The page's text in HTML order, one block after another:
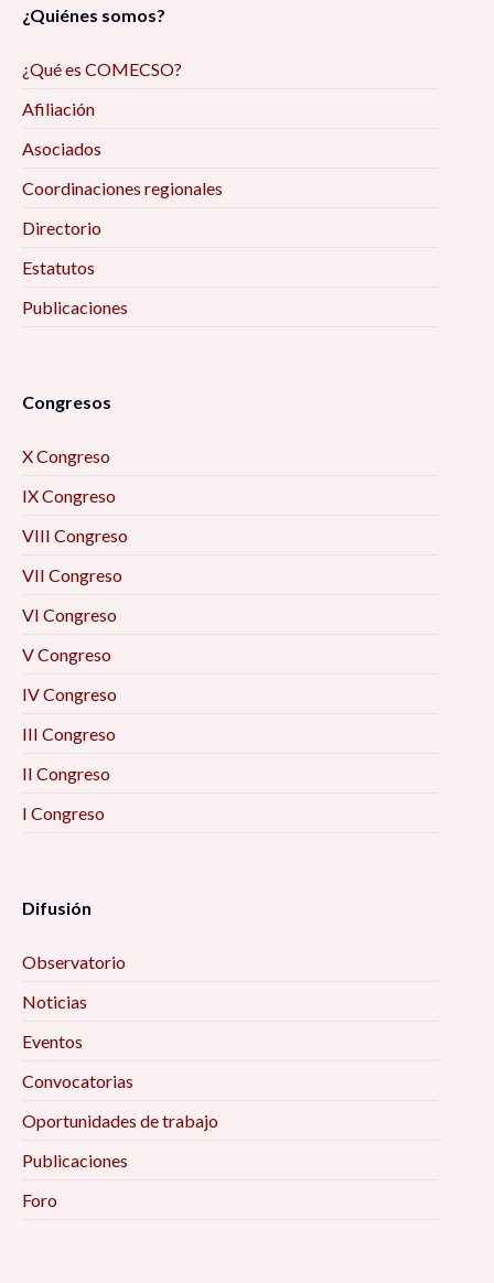
¿Quiénes somos?
¿Qué es COMECSO?
Afiliación
Asociados
Coordinaciones regionales
Directorio
Estatutos
Publicaciones
Congresos
X Congreso
IX Congreso
VIII Congreso
VII Congreso
VI Congreso
V Congreso
IV Congreso
III Congreso
II Congreso
I Congreso
Difusión
Observatorio
Noticias
Eventos
Convocatorias
Oportunidades de trabajo
Publicaciones
Foro